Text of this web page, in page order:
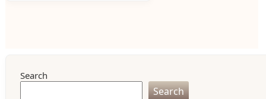
Search
Search